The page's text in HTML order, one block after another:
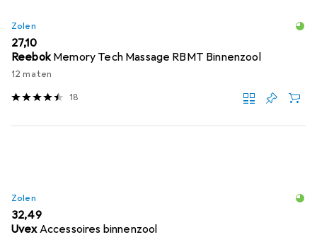
Zolen
EUR
27,10
Reebok Memory Tech Massage RBMT Binnenzool
12 maten
18
Zolen
EUR
32,49
UvexAccessoires binnenzool